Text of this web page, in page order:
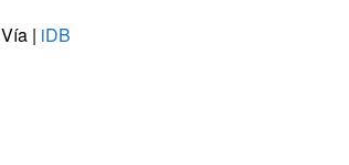
Vía | iDB